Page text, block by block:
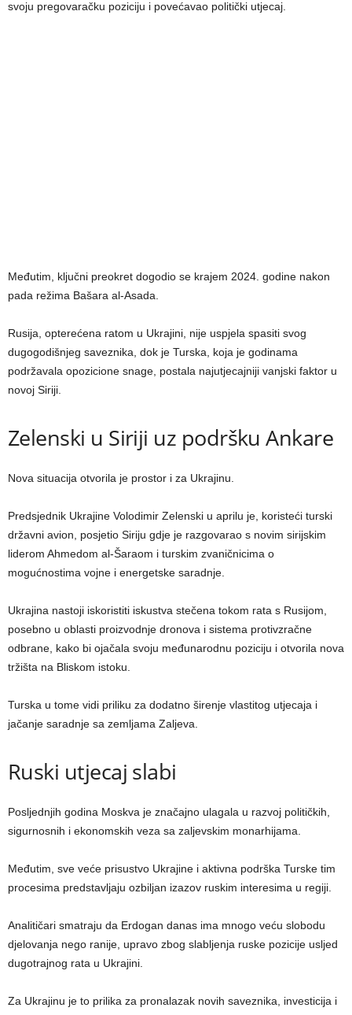
svoju pregovaračku poziciju i povećavao politički utjecaj.
Međutim, ključni preokret dogodio se krajem 2024. godine nakon
pada režima Bašara al-Asada.
Rusija, opterećena ratom u Ukrajini, nije uspjela spasiti svog
dugogodišnjeg saveznika, dok je Turska, koja je godinama
podržavala opozicione snage, postala najutjecajniji vanjski faktor u
novoj Siriji.
Zelenski u Siriji uz podršku Ankare
Nova situacija otvorila je prostor i za Ukrajinu.
Predsjednik Ukrajine Volodimir Zelenski u aprilu je, koristeći turski
državni avion, posjetio Siriju gdje je razgovarao s novim sirijskim
liderom Ahmedom al-Šaraom i turskim zvaničnicima o
mogućnostima vojne i energetske saradnje.
Ukrajina nastoji iskoristiti iskustva stečena tokom rata s Rusijom,
posebno u oblasti proizvodnje dronova i sistema protivzračne
odbrane, kako bi ojačala svoju međunarodnu poziciju i otvorila nova
tržišta na Bliskom istoku.
Turska u tome vidi priliku za dodatno širenje vlastitog utjecaja i
jačanje saradnje sa zemljama Zaljeva.
Ruski utjecaj slabi
Posljednjih godina Moskva je značajno ulagala u razvoj političkih,
sigurnosnih i ekonomskih veza sa zaljevskim monarhijama.
Međutim, sve veće prisustvo Ukrajine i aktivna podrška Turske tim
procesima predstavljaju ozbiljan izazov ruskim interesima u regiji.
Analitičari smatraju da Erdogan danas ima mnogo veću slobodu
djelovanja nego ranije, upravo zbog slabljenja ruske pozicije usljed
dugotrajnog rata u Ukrajini.
Za Ukrajinu je to prilika za pronalazak novih saveznika, investicija i